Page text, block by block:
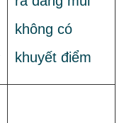
không có
khuyết điểm